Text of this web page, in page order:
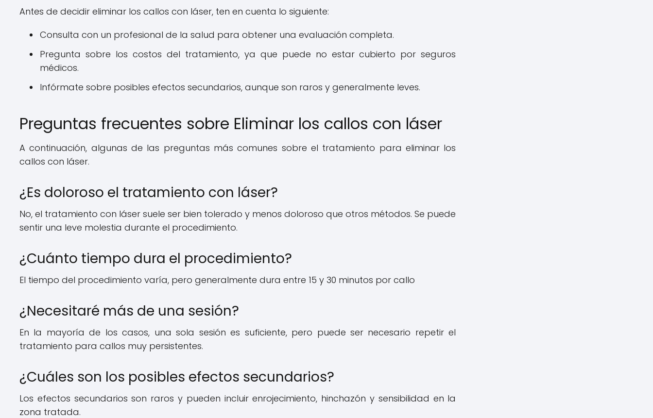
Antes de decidir eliminar los callos con láser, ten en cuenta lo siguiente:
Consulta con un profesional de la salud para obtener una evaluación completa.
Pregunta sobre los costos del tratamiento, ya que puede no estar cubierto por seguros
médicos.
Infórmate sobre posibles efectos secundarios, aunque son raros y generalmente leves.
Preguntas frecuentes sobre Eliminar los callos con láser
A continuación, algunas de las preguntas más comunes sobre el tratamiento para eliminar los
callos con láser.
¿Es doloroso el tratamiento con láser?
No, el tratamiento con láser suele ser bien tolerado y menos doloroso que otros métodos. Se puede
sentir una leve molestia durante el procedimiento.
¿Cuánto tiempo dura el procedimiento?
El tiempo del procedimiento varía, pero generalmente dura entre 15 y 30 minutos por callo
¿Necesitaré más de una sesión?
En la mayoría de los casos, una sola sesión es suficiente, pero puede ser necesario repetir el
tratamiento para callos muy persistentes.
¿Cuáles son los posibles efectos secundarios?
Los efectos secundarios son raros y pueden incluir enrojecimiento, hinchazón y sensibilidad en la
zona tratada.